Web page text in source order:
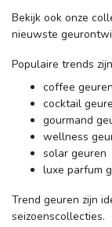
Bekijk ook onze
nieuwste
Populaire trends
coffee geuren
cocktail
gourmand
wellness
solar geuren
luxe parfum
Trend geuren zijn
seizoenscollecties.